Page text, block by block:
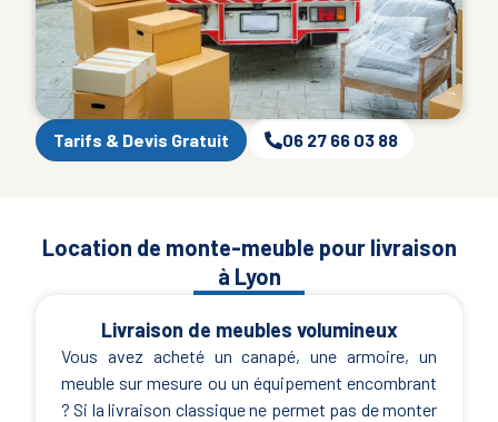
Tarifs & Devis Gratuit 06 27 66 03 88
Location de monte-meuble pour livraison
à Lyon
Livraison de meubles volumineux
Vous avez acheté un canapé, une armoire, un
meuble sur mesure ou un équipement encombrant
? Si la livraison classique ne permet pas de monter